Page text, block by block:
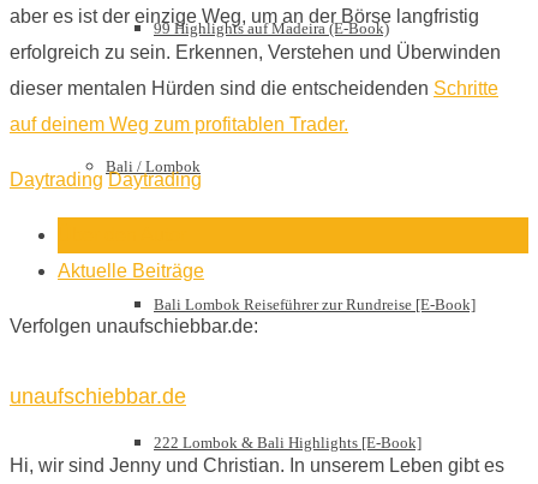
99 Highlights auf Madeira (E-Book)
Bali / Lombok
Bali Lombok Reiseführer zur Rundreise [E-Book]
222 Lombok & Bali Highlights [E-Book]
aber es ist der einzige Weg, um an der Börse langfristig
erfolgreich zu sein. Erkennen, Verstehen und Überwinden
dieser mentalen Hürden sind die entscheidenden Schritte
auf deinem Weg zum profitablen Trader.
Daytrading Daytrading
Aktuelle Beiträge
Verfolgen unaufschiebbar.de:
unaufschiebbar.de
Hi, wir sind Jenny und Christian. In unserem Leben gibt es